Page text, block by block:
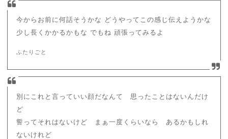
今からお前に何話そうかな どうやってこの感じ伝えようかな
少し長くかかるかもな でもね 頑張ってみるよ
ふたりごと
別にこれと言っていい顔だなんて 思ったことはないんだけ
ど
誓ってそれはないけど まぁ一度くらいなら あるかもしれ
ないけれど